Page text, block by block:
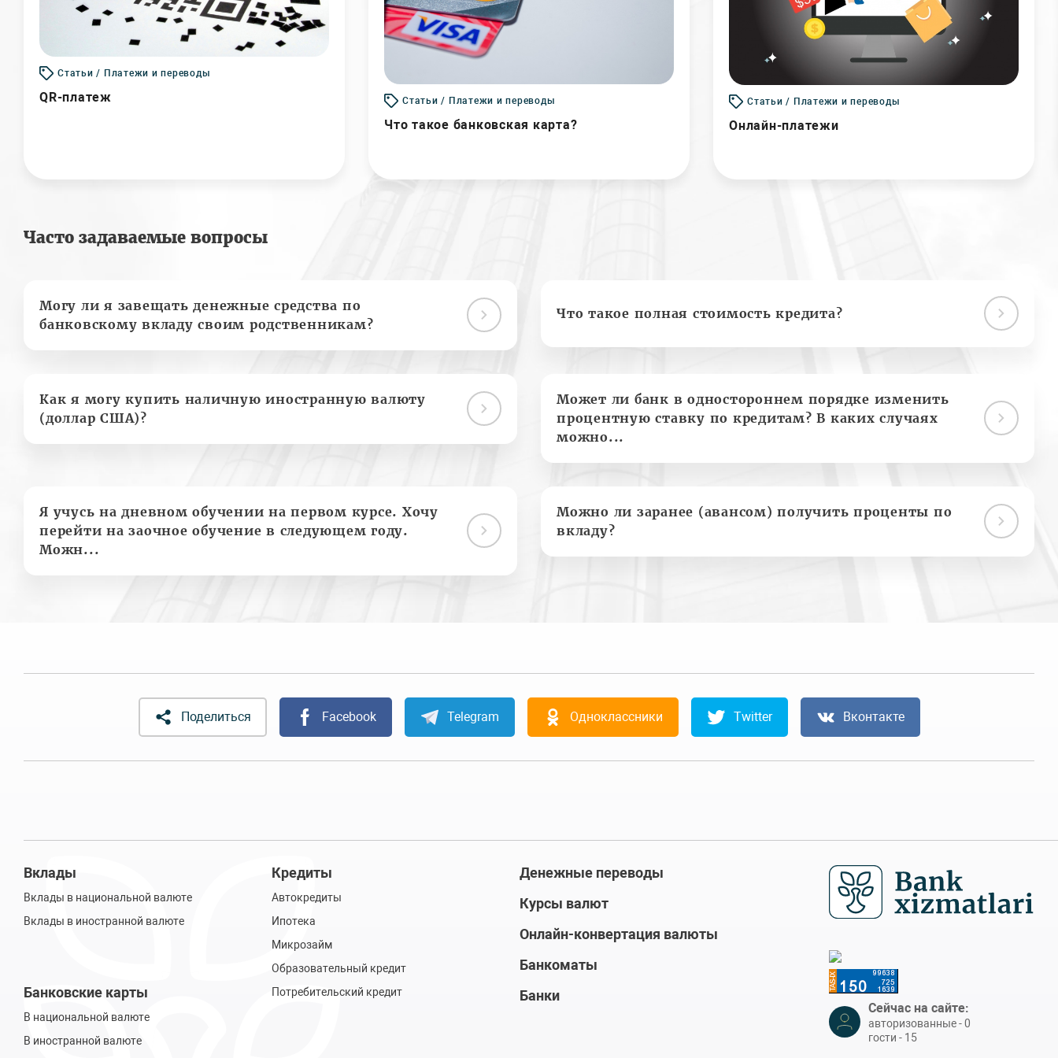
Статьи / Платежи и переводы
QR-платеж Статьи / Платежи и переводы
Что такое банковская карта?
Статьи / Платежи и переводы
Онлайн-платежи
Часто задаваемые вопросы
Могу ли я завещать денежные средства по
банковскому вкладу своим родственникам?
Что такое полная стоимость кредита?
Как я могу купить наличную иностранную валюту
(доллар США)?
Может ли банк в одностороннем порядке изменить
процентную ставку по кредитам? В каких случаях
можно...
Я учусь на дневном обучении на первом курсе. Хочу
перейти на заочное обучение в следующем году.
Можн...
Можно ли заранее (авансом) получить проценты по
вкладу?
Поделиться Facebook Telegram Одноклассники Twitter Вконтакте
Вклады
Вклады в национальной валюте
Вклады в иностранной валюте
Банковские карты
В национальной валюте
В иностранной валюте
Кредиты
Автокредиты
Ипотека
Микрозайм
Образовательный кредит
Потребительский кредит
Денежные переводы
Курсы валют
Онлайн-конвертация валюты
Банкоматы
Банки
Сейчас на сайте:
авторизованные - 0
гости - 15